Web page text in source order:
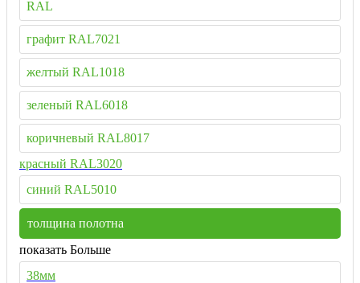
RAL
графит RAL7021
желтый RAL1018
зеленый RAL6018
коричневый RAL8017
красный RAL3020
синий RAL5010
толщина полотна
показать Больше
38мм